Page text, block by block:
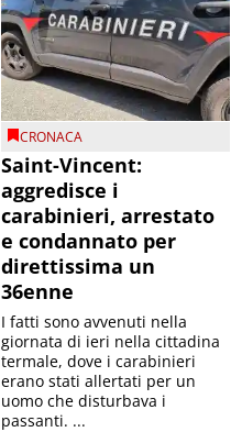
CRONACA
Saint-Vincent:
aggredisce i
carabinieri, arrestato
e condannato per
direttissima un
36enne
I fatti sono avvenuti nella
giornata di ieri nella cittadina
termale, dove i carabinieri
erano stati allertati per un
uomo che disturbava i
passanti. ...